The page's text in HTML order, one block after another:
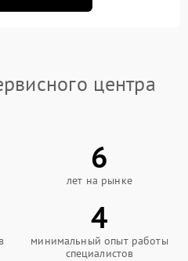
центра
6
лет на рынке
4
минимальный опыт работы
специалистов